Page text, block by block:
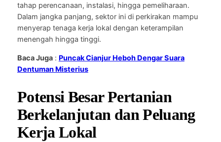
tahap perencanaan, instalasi, hingga pemeliharaan.
Dalam jangka panjang, sektor ini di perkirakan mampu
menyerap tenaga kerja lokal dengan keterampilan
menengah hingga tinggi.
Baca Juga: Puncak Cianjur Heboh Dengar Suara
Dentuman Misterius
Potensi Besar Pertanian
Berkelanjutan dan Peluang
Kerja Lokal